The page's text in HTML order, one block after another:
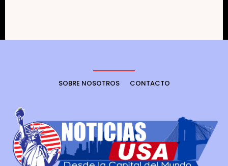
SOBRE NOSOTROS CONTACTO